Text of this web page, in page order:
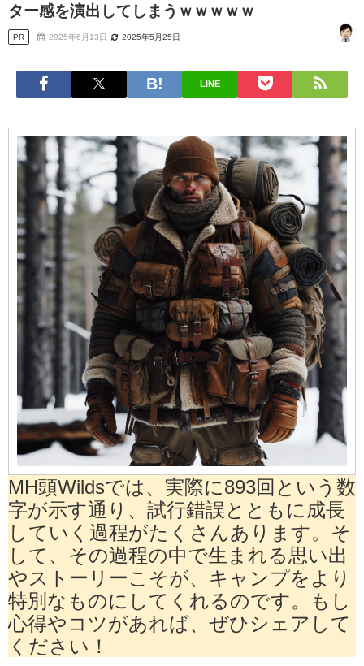
ター感を演出してしまうｗｗｗｗｗ
PR 2025年6月13日 2025年5月25日
LINE
MH頭Wildsでは、実際に893回という数
字が示す通り、試行錯誤とともに成長
していく過程がたくさんあります。そ
して、その過程の中で生まれる思い出
やストーリーこそが、キャンプをより
特別なものにしてくれるのです。もし
心得やコツがあれば、ぜひシェアして
ください！